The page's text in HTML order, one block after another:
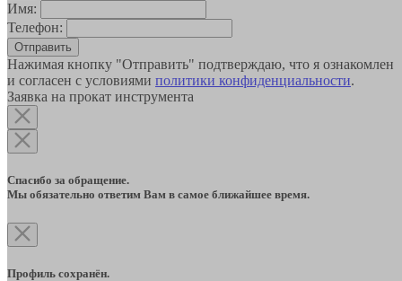
Имя:
Телефон:
Отправить
Нажимая кнопку "Отправить" подтверждаю, что я ознакомлен
и согласен с условиями политики конфиденциальности.
Заявка на прокат инструмента
Спасибо за обращение.
Мы обязательно ответим Вам в самое ближайшее время.
Профиль сохранён.